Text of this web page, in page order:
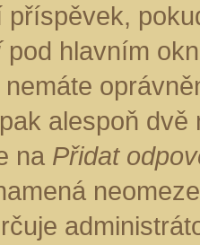
příspěvek,
pod hlavním
alespoň
na Přidat